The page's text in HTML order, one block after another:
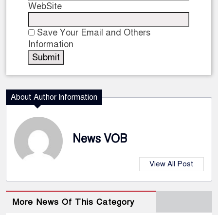
WebSite
Save Your Email and Others
Information
About Author Information
News VOB
View All Post
More News Of This Category